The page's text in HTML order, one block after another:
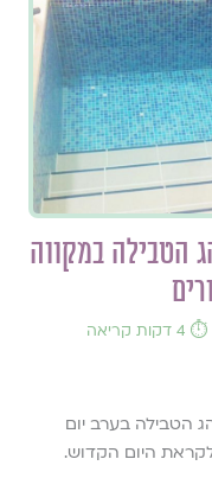
הטבילה במקווה
⏱️ 4 דקות קריאה
הטבילה בערב יום
לקראת היום הקדוש.